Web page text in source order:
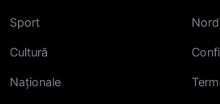
Sport
Cultură
Naționale